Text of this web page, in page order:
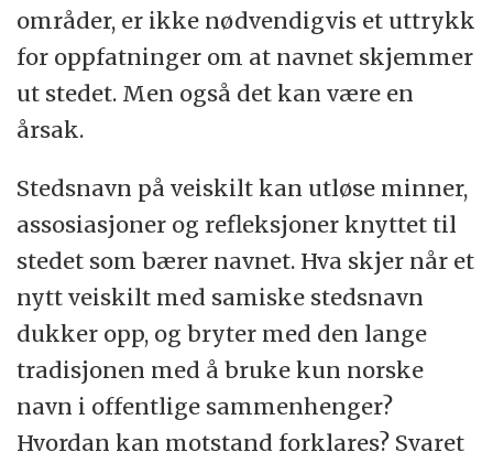
områder, er ikke nødvendigvis et uttrykk
for oppfatninger om at navnet skjemmer
ut stedet. Men også det kan være en
årsak.
Stedsnavn på veiskilt kan utløse minner,
assosiasjoner og refleksjoner knyttet til
stedet som bærer navnet. Hva skjer når et
nytt veiskilt med samiske stedsnavn
dukker opp, og bryter med den lange
tradisjonen med å bruke kun norske
navn i offentlige sammenhenger?
Hvordan kan motstand forklares? Svaret